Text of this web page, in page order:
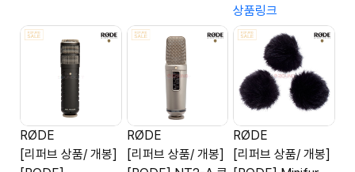
상품링크
RØDE
[리퍼브 상품/ 개봉]
RØDE
[리퍼브 상품/ 개봉]
RØDE
[리퍼브 상품/ 개봉]